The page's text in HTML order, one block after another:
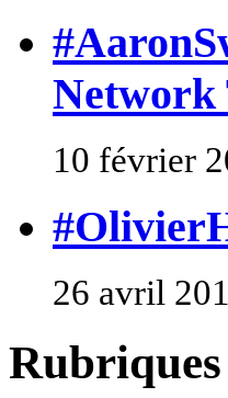
Network
10 février
26 avril
Rubriques